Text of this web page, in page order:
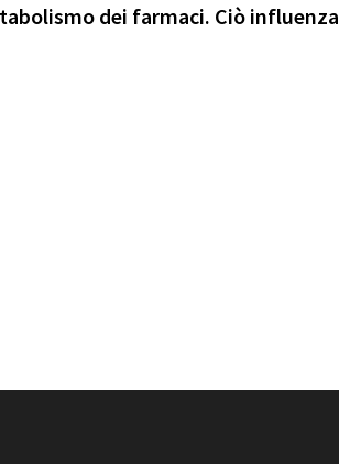
dei farmaci. Ciò influenza